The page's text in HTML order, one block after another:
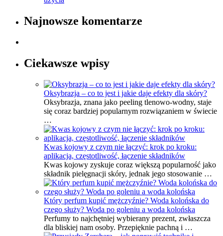
Najnowsze komentarze
Ciekawsze wpisy
Oksybrazja – co to jest i jakie daje efekty dla skóry?
Oksybrazja, znana jako peeling tlenowo-wodny, staje
się coraz bardziej popularnym rozwiązaniem w świecie
…
Kwas kojowy z czym nie łączyć: krok po kroku:
aplikacja, częstotliwość, łączenie składników
Kwas kojowy zyskuje coraz większą popularność jako
składnik pielęgnacji skóry, jednak jego stosowanie …
Który perfum kupić mężczyźnie? Woda kolońska do
czego służy? Woda po goleniu a woda kolońska
Perfumy to najchętniej wybierany prezent, zwłaszcza
dla bliskiej nam osoby. Przepięknie pachną i …